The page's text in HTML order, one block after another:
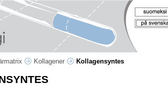
Kollagener Kollagensyntes